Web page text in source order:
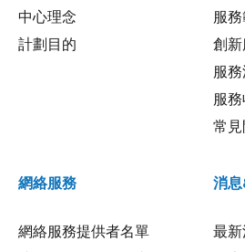
中心理念
計劃目的
服
創
服
服
常
網絡服務
網絡服務提供者名單
消
最